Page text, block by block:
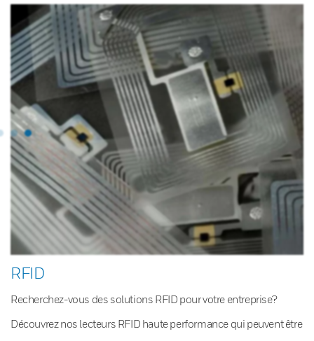
RFID
Recherchez-vous des solutions RFID pour votre entreprise?
Découvrez nos lecteurs RFID haute performance qui peuvent être